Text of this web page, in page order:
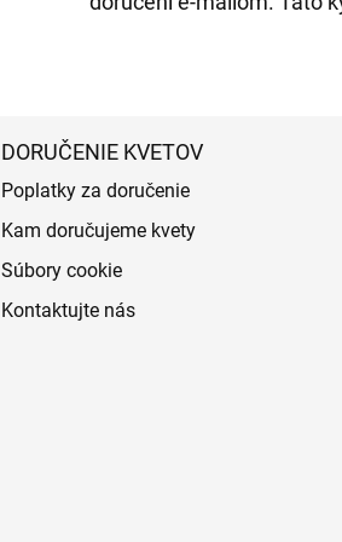
DORUČENIE KVETOV
Poplatky za doručenie
Kam doručujeme kvety
Súbory cookie
Kontaktujte nás